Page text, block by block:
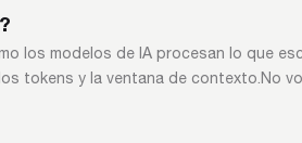
los modelos de IA procesan lo que
tokens y la ventana de contexto.No